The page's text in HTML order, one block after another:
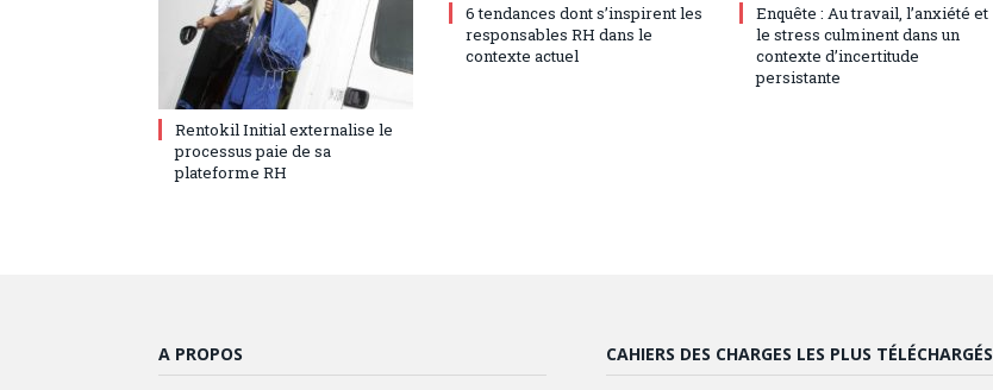
27 octobre 2022 0
Rentokil Initial externalise le
processus paie de sa
plateforme RH
6 tendances dont s’inspirent les
responsables RH dans le
contexte actuel
Enquête : Au travail, l’anxiété et
le stress culminent dans un
contexte d’incertitude
persistante
A PROPOS CAHIERS DES CHARGES LES PLUS TÉLÉCHARGÉS